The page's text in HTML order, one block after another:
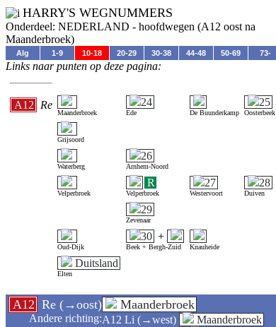
HARRY'S WEGNUMMERS
Onderdeel: NEDERLAND - hoofdwegen (A12 oost na
Maanderbroek)
Alg 1-9 10-18 20-29 30-38 44-48 50-69 73-
Links naar punten op deze pagina:
A12 Re
Maanderbroek
24
Ede De Buunderkamp
25
Oosterbeek
Grijsoord
Waterberg
26
Arnhem-Noord
Velperbroek
R
Velperbroek
27
Westervoort
28
Duiven
29
Zevenaar
Oud-Dijk
30 +
Beek + Bergh-Zuid Knauheide
Duitsland
Elten
A12 Re (→oost) Maanderbroek
Andere richting:A12 Li (→west)
Maanderbroek